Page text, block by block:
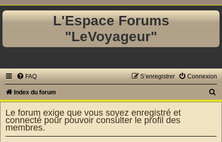
L'Espace Forums
"LeVoyageur"
FAQ Connexion
S’enregistrer
Index du forum
Le forum exige que vous soyez enregistré et
connecté pour pouvoir consulter le profil des
membres.